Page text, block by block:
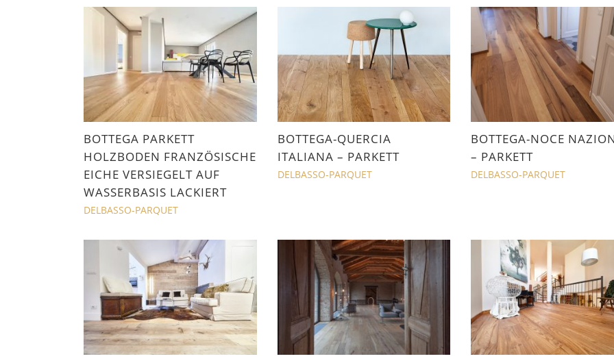
BOTTEGA PARKETT
HOLZBODEN FRANZÖSISCHE
EICHE VERSIEGELT AUF
WASSERBASIS LACKIERT
DELBASSO-PARQUET
BOTTEGA-QUERCIA
ITALIANA – PARKETT
DELBASSO-PARQUET
BOTTEGA-NOCE
– PARKETT
DELBASSO-PARQUET